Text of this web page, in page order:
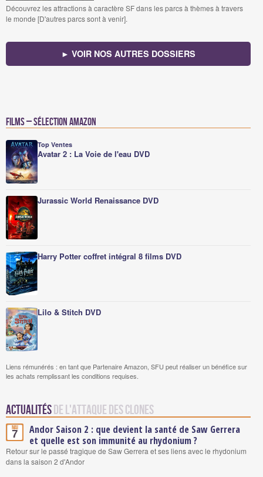
Découvrez les attractions à caractère SF dans les parcs à thèmes à travers
le monde [D'autres parcs sont à venir].
► VOIR NOS AUTRES DOSSIERS
Films – Sélection Amazon
Top Ventes
Avatar 2 : La Voie de l'eau DVD
Jurassic World Renaissance DVD
Harry Potter coffret intégral 8 films DVD
Lilo & Stitch DVD
Liens rémunérés : en tant que Partenaire Amazon, SFU peut réaliser un bénéfice sur
les achats remplissant les conditions requises.
Actualités de L'Attaque des Clones
Mai
7
Andor Saison 2 : que devient la santé de Saw Gerrera
et quelle est son immunité au rhydonium ?
Retour sur le passé tragique de Saw Gerrera et ses liens avec le rhydonium
dans la saison 2 d'Andor